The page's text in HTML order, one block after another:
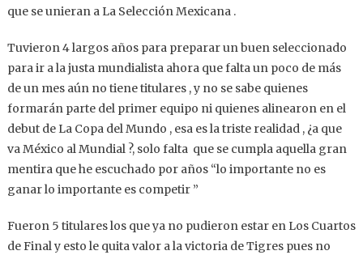
que se unieran a La Selección Mexicana .
Tuvieron 4 largos años para preparar un buen seleccionado
para ir a la justa mundialista ahora que falta un poco de más
de un mes aún no tiene titulares , y no se sabe quienes
formarán parte del primer equipo ni quienes alinearon en el
debut de La Copa del Mundo , esa es la triste realidad , ¿a que
va México al Mundial ?, solo falta que se cumpla aquella gran
mentira que he escuchado por años “lo importante no es
ganar lo importante es competir ”
Fueron 5 titulares los que ya no pudieron estar en Los Cuartos
de Final y esto le quita valor a la victoria de Tigres pues no